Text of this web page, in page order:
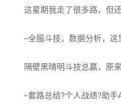
这星期我走了很多路，但
–全服斗技，数据分析，这
隔壁黑晴明斗技总赢，原
–套路总结?个人战绩?助手